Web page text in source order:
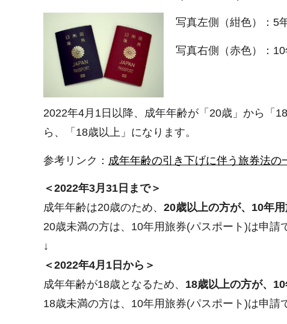
写真左側（紺色）：5
写真右側（赤色）：
2022年4月1日以降、成年年齢が「20歳」から「
ら、「18歳以上」になります。
参考リンク： 成年年齢の引き下げに伴う旅券法の
＜2022年3月31日まで＞
成年年齢は20歳のため、 20歳以上の方が、10年
20歳未満の方は、10年用旅券(パスポート)は申請
↓
＜2022年4月1日から＞
成年年齢が18歳となるため、 18歳以上の方が、
18歳未満の方は、10年用旅券(パスポート)は申請